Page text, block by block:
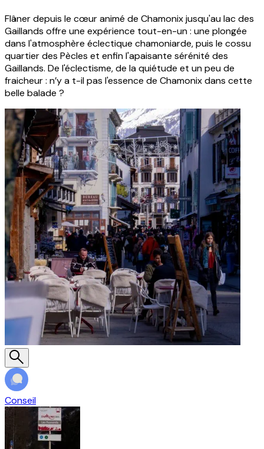
Flâner depuis le cœur animé de Chamonix jusqu'au lac des
Gaillands offre une expérience tout-en-un : une plongée
dans l'atmosphère éclectique chamoniarde, puis le cossu
quartier des Pècles et enfin l'apaisante sérénité des
Gaillands. De l'éclectisme, de la quiétude et un peu de
fraicheur : n’y a t-il pas l'essence de Chamonix dans cette
belle balade ?
Conseil